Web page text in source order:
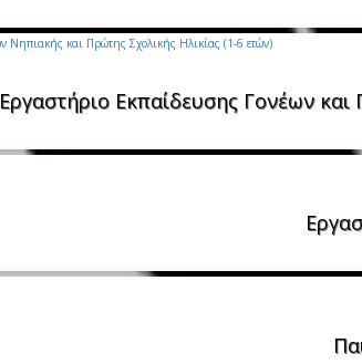
Εργαστήριο Εκπαίδευσης Γονέων